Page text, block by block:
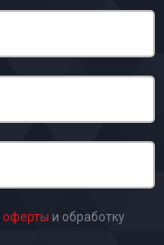
оферты и обработку